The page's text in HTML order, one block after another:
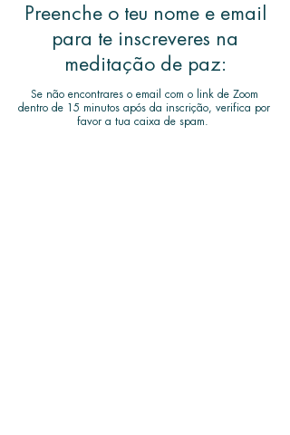
Preenche o teu nome e email
para te inscreveres na
meditação de paz:
Se não encontrares o email com o link de Zoom
dentro de 15 minutos após da inscrição, verifica por
favor a tua caixa de spam.